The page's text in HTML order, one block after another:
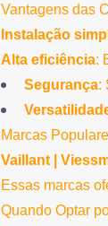
Vantagens das
Instalação
Alta eficiência:
Segurança:
Marcas
Vaillant |
Essas marcas
Quando Optar